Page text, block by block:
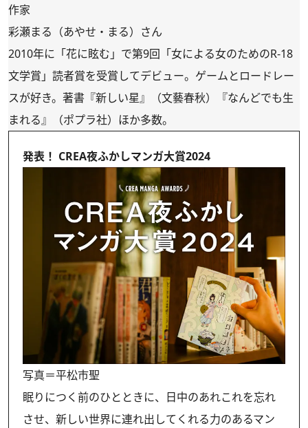
作家
彩瀬まる（あやせ・まる）さん
2010年に「花に眩む」で第9回「女による女のためのR-18
文学賞」読者賞を受賞してデビュー。ゲームとロードレー
スが好き。著書『新しい星』（文藝春秋）『なんどでも生
まれる』（ポプラ社）ほか多数。
発表！ CREA夜ふかしマンガ大賞2024
写真＝平松市聖
眠りにつく前のひとときに、日中のあれこれを忘れ
させ、新しい世界に連れ出してくれる力のあるマン